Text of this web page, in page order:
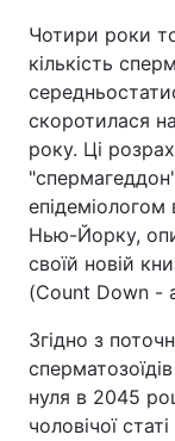
Чотири роки
кількість
скоротилася
року. Ці
Нью-Йорку,
своїй новій
(Count Down -
Згідно з
нуля в 2045
чоловічої